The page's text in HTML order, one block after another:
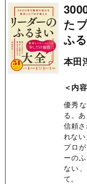
た
ふ
本田
＜内
優秀
る。
信頼
れな
プロ
ーの
ない
て。